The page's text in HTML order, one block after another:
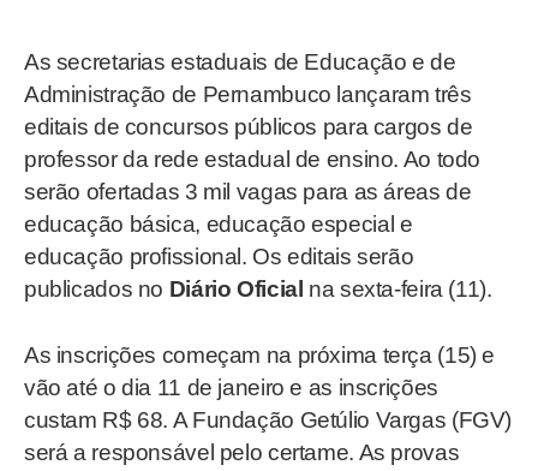
As secretarias estaduais de Educação e de
Administração de Pernambuco lançaram três
editais de concursos públicos para cargos de
professor da rede estadual de ensino. Ao todo
serão ofertadas 3 mil vagas para as áreas de
educação básica, educação especial e
educação profissional. Os editais serão
publicados no Diário Oficial na sexta-feira (11).
As inscrições começam na próxima terça (15) e
vão até o dia 11 de janeiro e as inscrições
custam R$ 68. A Fundação Getúlio Vargas (FGV)
será a responsável pelo certame. As provas